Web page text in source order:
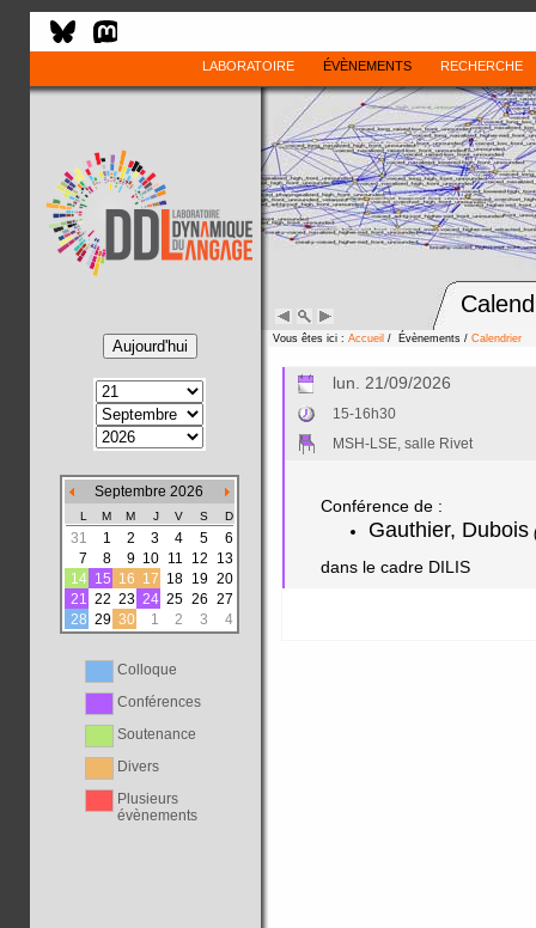
LABORATOIRE ÉVÈNEMENTS RECHERCHE
Septembre 2026
L M M J V S D
31 1 2 3 4 5
6
7
8 9 10 11 12
13
14 15 16 17 18 19 20
21 22 23 24 25 26 27
28 29 30 1 2 3 4
Colloque
Conférences
Soutenance
Divers
Plusieurs
évènements
Vous êtes ici : Accueil / Évènements / Calendrier
lun. 21/09/2026
15-16h30
MSH-LSE, salle Rivet
Conférence de :
Gauthier, Dubois
dans le cadre DILIS